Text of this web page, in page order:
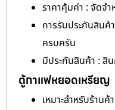
ราคาคุ้มค่า : จัดจำ
การรับประกันสินค้
ครบครัน
มีประกันสินค้า : สิ
ตู้กาแฟหยอดเหรียญ
เหมาะสำหรับร้าน